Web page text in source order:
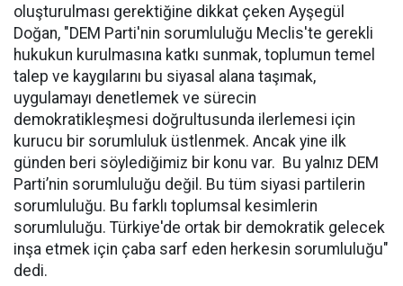
oluşturulması gerektiğine dikkat çeken Ayşegül
Doğan, "DEM Parti'nin sorumluluğu Meclis'te gerekli
hukukun kurulmasına katkı sunmak, toplumun temel
talep ve kaygılarını bu siyasal alana taşımak,
uygulamayı denetlemek ve sürecin
demokratikleşmesi doğrultusunda ilerlemesi için
kurucu bir sorumluluk üstlenmek. Ancak yine ilk
günden beri söylediğimiz bir konu var. Bu yalnız DEM
Parti’nin sorumluluğu değil. Bu tüm siyasi partilerin
sorumluluğu. Bu farklı toplumsal kesimlerin
sorumluluğu. Türkiye'de ortak bir demokratik gelecek
inşa etmek için çaba sarf eden herkesin sorumluluğu"
dedi.